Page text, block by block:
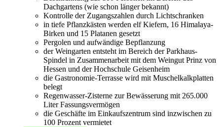
Dachgartens (wie schon länger bekannt)
Kontrolle der Zugangszahlen durch Lichtschranken
in tiefe Pflanzkästen werden elf Kiefern, 16 Himalaya-
Birken und 15 Platanen gesetzt
Pergolen und aufwändige Bepflanzung
der Weingarten entsteht im Bereich der Parkhaus-
Spindel in Zusammenarbeit mit dem Weingut Prinz von
Hessen und der Hochschule Geisenheim
die Gastronomie-Terrasse wird mit Muschelkalkplatten
belegt
Regenwasser-Zisterne zur Bewässerung mit 265.000
Liter Fassungsvermögen
die Geschäfte im Einkaufszentrum sind inzwischen zu
100 Prozent vermietet